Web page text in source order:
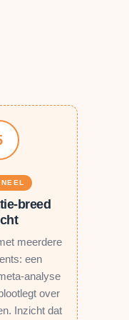
breed
meerdere
een
analyse
over
Inzicht dat